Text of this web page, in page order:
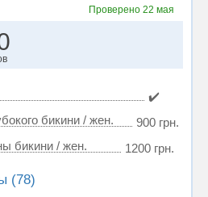
Проверено 22 мая
✔️
бикини / жен.
900 грн.
бикини / жен.
1200 грн.
(78)